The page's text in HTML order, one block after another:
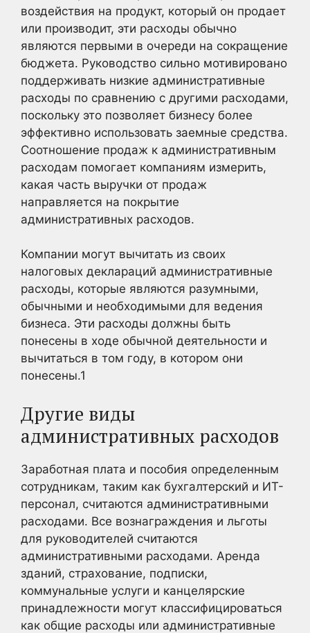
воздействия на продукт, который он продает
или производит, эти расходы обычно
являются первыми в очереди на сокращение
бюджета. Руководство сильно мотивировано
поддерживать низкие административные
расходы по сравнению с другими расходами,
поскольку это позволяет бизнесу более
эффективно использовать заемные средства.
Соотношение продаж к административным
расходам помогает компаниям измерить,
какая часть выручки от продаж
направляется на покрытие
административных расходов.
Компании могут вычитать из своих
налоговых деклараций административные
расходы, которые являются разумными,
обычными и необходимыми для ведения
бизнеса. Эти расходы должны быть
понесены в ходе обычной деятельности и
вычитаться в том году, в котором они
понесены.1
Другие виды
административных расходов
Заработная плата и пособия определенным
сотрудникам, таким как бухгалтерский и ИТ-
персонал, считаются административными
расходами. Все вознаграждения и льготы
для руководителей считаются
административными расходами. Аренда
зданий, страхование, подписки,
коммунальные услуги и канцелярские
принадлежности могут классифицироваться
как общие расходы или административные